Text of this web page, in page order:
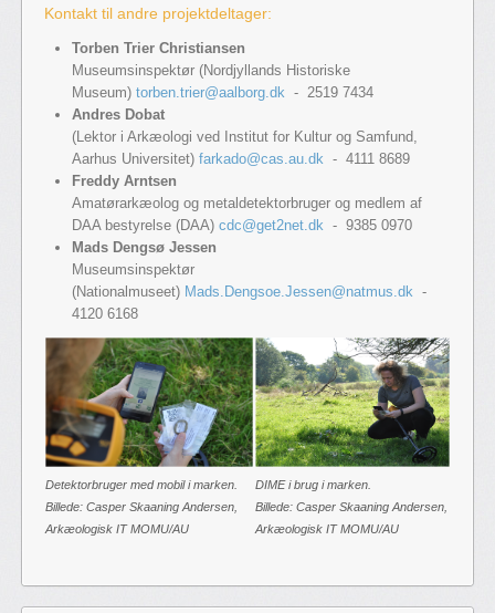
Kontakt til andre projektdeltager:
Torben Trier Christiansen
Museumsinspektør (Nordjyllands Historiske
Museum) torben.trier@aalborg.dk - 2519 7434
Andres Dobat
(Lektor i Arkæologi ved Institut for Kultur og Samfund,
Aarhus Universitet) farkado@cas.au.dk - 4111 8689
Freddy Arntsen
Amatørarkæolog og metaldetektorbruger og medlem af
DAA bestyrelse (DAA) cdc@get2net.dk - 9385 0970
Mads Dengsø Jessen
Museumsinspektør
(Nationalmuseet) Mads.Dengsoe.Jessen@natmus.dk -
4120 6168
Detektorbruger med mobil i marken.
Billede: Casper Skaaning Andersen,
Arkæologisk IT MOMU/AU
DIME i brug i marken.
Billede: Casper Skaaning Andersen,
Arkæologisk IT MOMU/AU